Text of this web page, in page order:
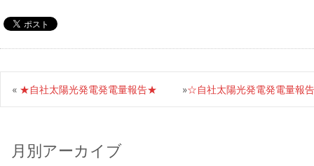
« ★自社太陽光発電発電量報告★ ☆自社太陽光発電発電量報
»
月別アーカイブ